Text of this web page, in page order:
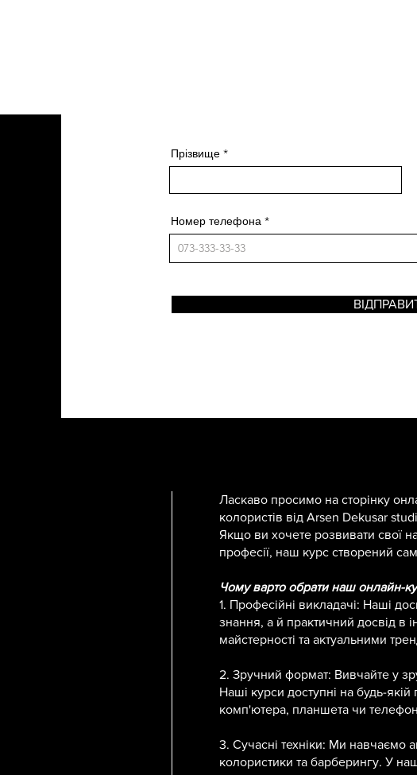
Прізвище
Номер телефона
Ласкаво просимо на сторінку
колористів від Arsen Dekusar
Якщо ви хочете розвивати свої
професії, наш курс створений
Чому варто обрати наш онлайн-
1. Професійні викладачі: Наші
знання, а й практичний досвід в
майстерності та актуальними
2. Зручний формат: Вивчайте у
Наші курси доступні на будь-
комп'ютера, планшета чи
3. Сучасні техніки: Ми навчаємо
колористики та барберингу. У